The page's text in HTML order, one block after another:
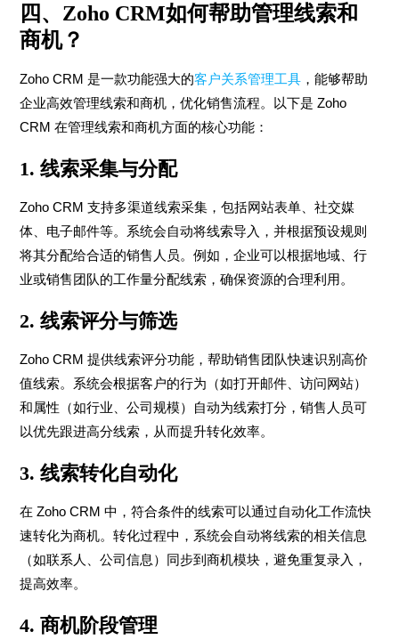
四、Zoho CRM如何帮助管理线索和
商机？
Zoho CRM 是一款功能强大的客户关系管理工具 ，能够帮助
企业高效管理线索和商机，优化销售流程。以下是 Zoho
CRM 在管理线索和商机方面的核心功能：
1.线索采集与分配
Zoho CRM 支持多渠道线索采集，包括网站表单、社交媒
体、电子邮件等。系统会自动将线索导入，并根据预设规则
将其分配给合适的销售人员。例如，企业可以根据地域、行
业或销售团队的工作量分配线索，确保资源的合理利用。
2.线索评分与筛选
Zoho CRM 提供线索评分功能，帮助销售团队快速识别高价
值线索。系统会根据客户的行为（如打开邮件、访问网站）
和属性（如行业、公司规模）自动为线索打分，销售人员可
以优先跟进高分线索，从而提升转化效率。
3.线索转化自动化
在 Zoho CRM 中，符合条件的线索可以通过自动化工作流快
速转化为商机。转化过程中，系统会自动将线索的相关信息
（如联系人、公司信息）同步到商机模块，避免重复录入，
提高效率。
4.商机阶段管理